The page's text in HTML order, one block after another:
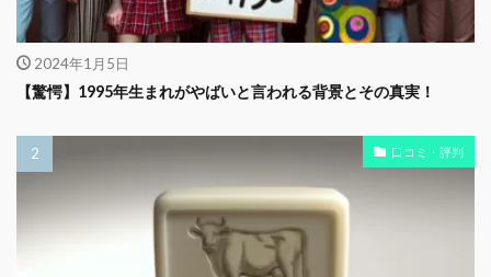
2024年1月5日
【驚愕】1995年生まれがやばいと言われる背景とその真実！
口コミ・評判